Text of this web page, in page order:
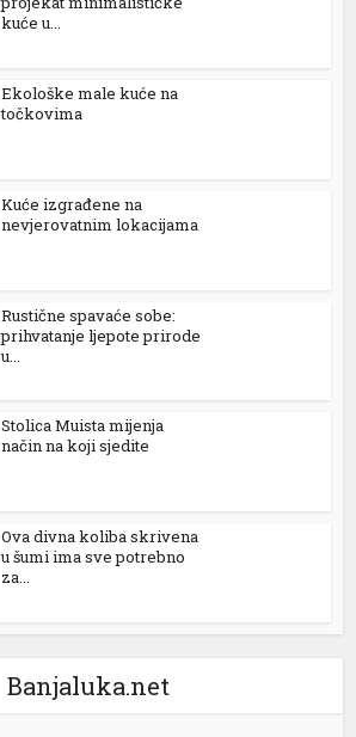
kuće u...
Ekološke male kuće na
točkovima
Kuće izgrađene na
nevjerovatnim lokacijama
Rustične spavaće sobe:
prihvatanje ljepote prirode
u...
Stolica Muista mijenja
način na koji sjedite
Ova divna koliba skrivena
u šumi ima sve potrebno
za...
Banjaluka.net